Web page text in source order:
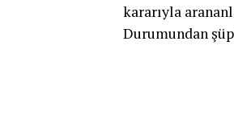
kararıyla
Durumundan